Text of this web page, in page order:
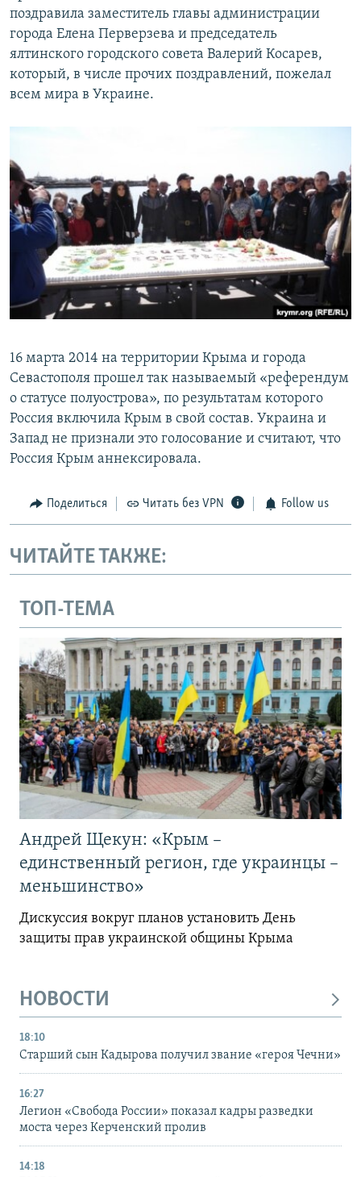
поздравила заместитель главы администрации
города Елена Перверзева и председатель
ялтинского городского совета Валерий Косарев,
который, в числе прочих поздравлений, пожелал
всем мира в Украине.
16 марта 2014 на территории Крыма и города
Севастополя прошел так называемый «референдум
о статусе полуострова», по результатам которого
Россия включила Крым в свой состав. Украина и
Запад не признали это голосование и считают, что
Россия Крым аннексировала.
Поделиться Читать без VPN Follow us
ЧИТАЙТЕ ТАКЖЕ:
ТОП-ТЕМА
Андрей Щекун: «Крым –
единственный регион, где украинцы –
меньшинство»
Дискуссия вокруг планов установить День
защиты прав украинской общины Крыма
НОВОСТИ
18:10
Старший сын Кадырова получил звание «героя Чечни»
16:27
Легион «Свобода России» показал кадры разведки
моста через Керченский пролив
14:18